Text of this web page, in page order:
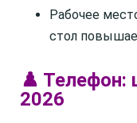
Рабочее
стол
♟️ Телефон:
2026